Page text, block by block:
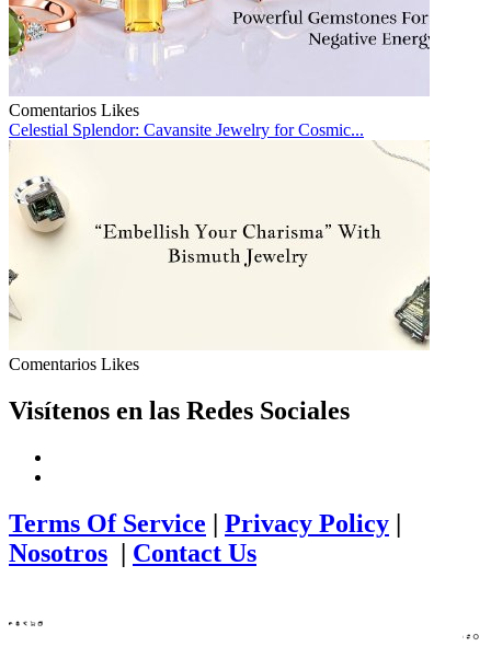
Comentarios Likes
Celestial Splendor: Cavansite Jewelry for Cosmic...
Comentarios Likes
Visítenos en las Redes Sociales
Terms Of Service | Privacy Policy |
Nosotros | Contact Us